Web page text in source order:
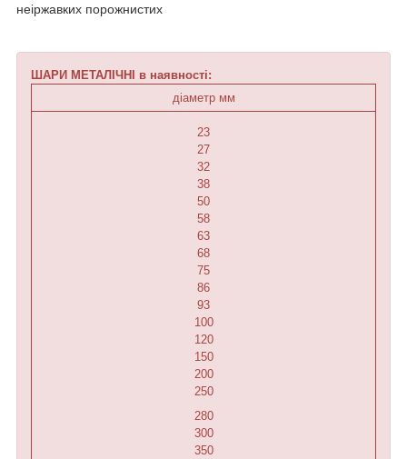
неіржавких порожнистих
ШАРИ МЕТАЛІЧНІ в наявності:
діаметр мм
23
27
32
38
50
58
63
68
75
86
93
100
120
150
200
250
280
300
350